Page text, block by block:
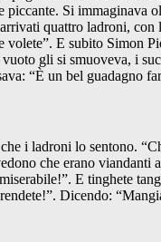
Si
quattro ladroni,
E subito Simon
gli si smuoveva, i
“È un bel guadagno
i ladroni lo sentono.
che erano
E tinghete
Dicendo: